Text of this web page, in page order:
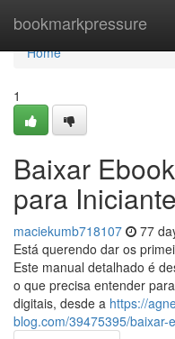
bookmarkpressure
Home
Home
1
Baixar
para
maciekumb718107 77
Está querendo dar os
Este manual detalhado é
o que precisa entender
digitais, desde a https://
blog.com/39475395/